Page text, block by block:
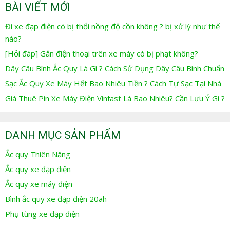
BÀI VIẾT MỚI
Đi xe đạp điện có bị thổi nồng độ cồn không ? bị xử lý như thế
nào?
[Hỏi đáp] Gắn điện thoại trên xe máy có bị phạt không?
Dây Câu Bình Ắc Quy Là Gì ? Cách Sử Dụng Dây Câu Bình Chuẩn
Sạc Ắc Quy Xe Máy Hết Bao Nhiêu Tiền ? Cách Tự Sạc Tại Nhà
Giá Thuê Pin Xe Máy Điện Vinfast Là Bao Nhiêu? Cần Lưu Ý Gì ?
DANH MỤC SẢN PHẨM
Ắc quy Thiên Năng
Ắc quy xe đạp điện
Ắc quy xe máy điện
Bình ắc quy xe đạp điện 20ah
Phụ tùng xe đạp điện